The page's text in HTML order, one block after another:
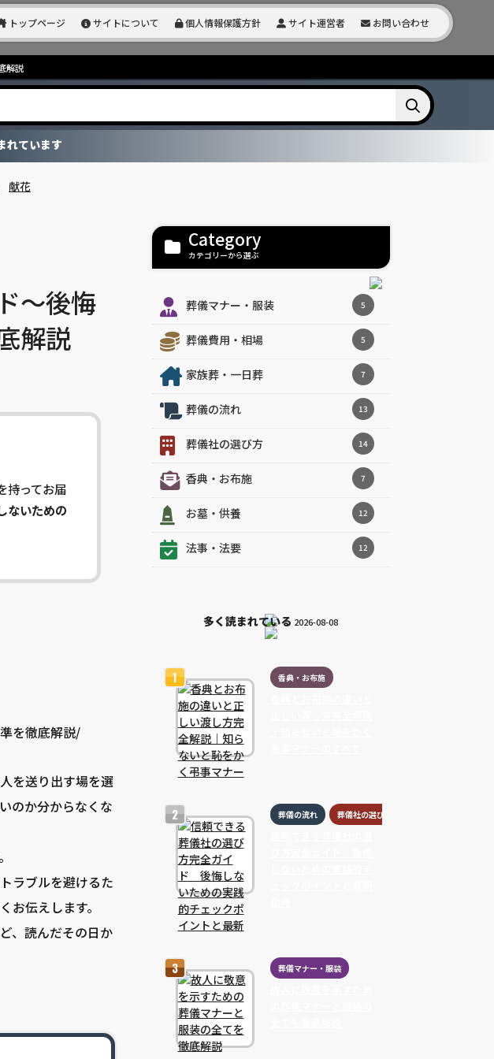
トップページ サイトについて 個人情報保護方針 サイト運営者 お問い合わせ
解説
れています
献花
～後悔
解説
持ってお届
ないための
を徹底解説/
を送り出す場を選
のか分からなくな
ラブルを避けるた
伝えします。
、読んだその日か
Category
カテゴリーから選ぶ
葬儀マナー・服装 5
葬儀費用・相場 5
家族葬・一日葬 7
葬儀の流れ 13
葬儀社の選び方 14
香典・お布施 7
お墓・供養 12
法事・法要 12
多く読まれている 2026-08-08
香典・お布施
葬儀の流れ 葬儀社の選び方
葬儀マナー・服装